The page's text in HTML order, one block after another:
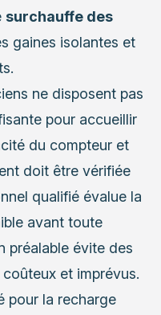
surchauffe des
gaines isolantes et
ne disposent pas
pour accueillir
du compteur et
doit être vérifiée
qualifié évalue la
avant toute
préalable évite des
et imprévus.
pour la recharge